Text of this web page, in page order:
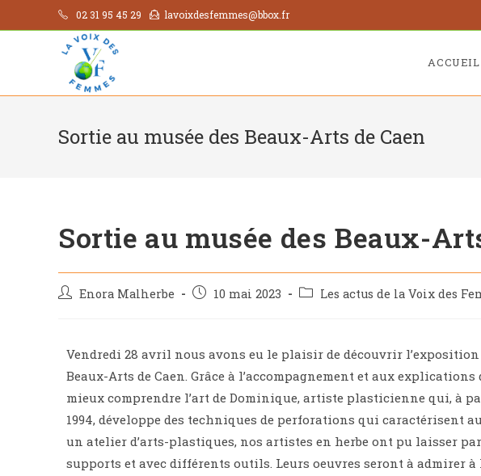
02 31 95 45 29 lavoixdesfemmes@bbox.fr
ACCUEIL
Sortie au musée des Beaux-Arts de Caen
Sortie au musée des Beaux-
Enora Malherbe 10 mai 2023 Les actus de la Voix des
Vendredi 28 avril nous avons eu le plaisir de découvrir l’exposition
Beaux-Arts de Caen. Grâce à l’accompagnement et aux
mieux comprendre l’art de Dominique, artiste plasticienne qui, à
1994, développe des techniques de perforations qui caractérisent
un atelier d’arts-plastiques, nos artistes en herbe ont pu laisser
supports et avec différents outils. Leurs oeuvres seront à admirer à